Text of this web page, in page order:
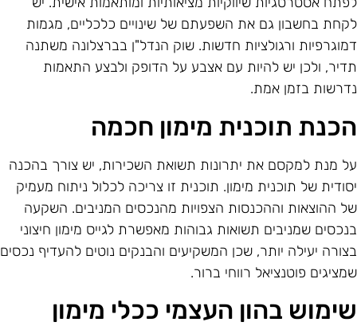
בחשבון גם את השפעתם של שינויים כלכליים, מגמות
ורגולציות חדשות. שוק הנדל"ן בברצלונה משתנה
ולכן יש להיות עם אצבע על הדופק ולבצע התאמות
בזמן אמת.
תוכנית מימון חכמה
מנת למקסם את יתרונות תשואת השכירות, יש צורך בהכנה
של תוכנית מימון. תוכנית זו צריכה לכלול ניתוח מעמיק
ההוצאות וההכנסות הצפויות מהנכסים המניבים. השקעה
שמניבים תשואות גבוהות מאפשרת לגייס מימון חיצוני
יעילה יותר, שכן המשקיעים והבנקים נוטים להעדיף נכסים
פוטנציאל רווחי ברור.
בהון העצמי ככלי מימון